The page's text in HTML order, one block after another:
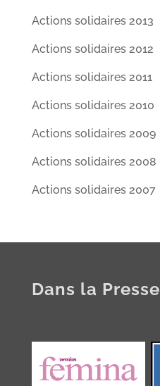
Actions solidaires 2013
Actions solidaires 2012
Actions solidaires 2011
Actions solidaires 2010
Actions solidaires 2009
Actions solidaires 2008
Actions solidaires 2007
Dans la Presse